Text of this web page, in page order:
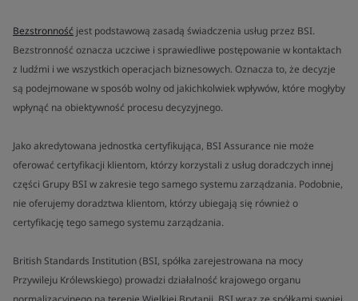
Bezstronność jest podstawową zasadą świadczenia usług przez BSI.
Bezstronność oznacza uczciwe i sprawiedliwe postępowanie w kontaktach
z ludźmi i we wszystkich operacjach biznesowych. Oznacza to, że decyzje
są podejmowane w sposób wolny od jakichkolwiek wpływów, które mogłyby
wpłynąć na obiektywność procesu decyzyjnego.
Jako akredytowana jednostka certyfikująca, BSI Assurance nie może
oferować certyfikacji klientom, którzy korzystali z usług doradczych innej
części Grupy BSI w zakresie tego samego systemu zarządzania. Podobnie,
nie oferujemy doradztwa klientom, którzy ubiegają się również o
certyfikację tego samego systemu zarządzania.
British Standards Institution (BSI, spółka zarejestrowana na mocy
Przywileju Królewskiego) prowadzi działalność krajowego organu